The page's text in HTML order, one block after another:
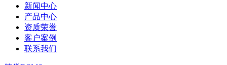
新闻中心
产品中心
资质荣誉
客户案例
联系我们